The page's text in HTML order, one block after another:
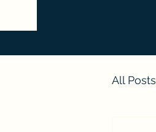
All Posts